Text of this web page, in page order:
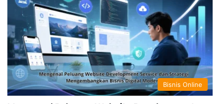
Bisnis Online